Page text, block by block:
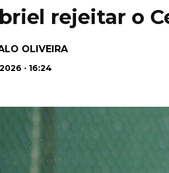
rejeitar o
OLIVEIRA
· 16:24